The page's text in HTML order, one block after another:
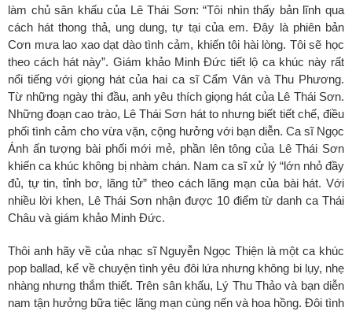
làm chủ sân khấu của Lê Thái Sơn: “Tôi nhìn thấy bản lĩnh qua
cách hát thong thả, ung dung, tự tại của em. Đây là phiên bản
Cơn mưa lao xao dạt dào tình cảm, khiến tôi hài lòng. Tôi sẽ học
theo cách hát này”. Giám khảo Minh Đức tiết lộ ca khúc này rất
nổi tiếngvới giọng hát của hai ca sĩ Cẩm Vân và Thu Phương.
Từ những ngày thi đầu, anh yêu thích giọng hát của Lê Thái Sơn.
Những đoạn cao trào, Lê Thái Sơn hát to nhưng biết tiết chế, điều
phối tình cảm cho vừa vặn, cộng hưởng với bạn diễn. Ca sĩ Ngọc
Ánh ấn tượng bài phối mới mẻ, phần lên tông của Lê Thái Sơn
khiến ca khúc không bị nhàm chán. Nam ca sĩ xử lý “lớn nhỏ đầy
đủ, tự tin, tỉnh bơ, lãng tử” theo cách lãng mạn của bài hát. Với
nhiều lời khen, Lê Thái Sơn nhận được 10 điểm từ danh ca Thái
Châu và giám khảo Minh Đức.
Thôi anh hãy về của nhạc sĩ Nguyễn Ngọc Thiện là một ca khúc
pop ballad, kể về chuyện tình yêu đôi lứa nhưng không bi lụy, nhẹ
nhàng nhưng thắm thiết. Trên sân khấu, Lý Thu Thảo và bạn diễn
nam tận hưởng bữa tiệc lãng mạn cùng nến và hoa hồng. Đôi tình